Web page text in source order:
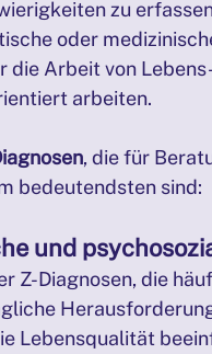
zu
oder
Arbeit von
arbeiten.
, die für
bedeutendsten sind:
und
Z-Diagnosen, die
Lebensqualität